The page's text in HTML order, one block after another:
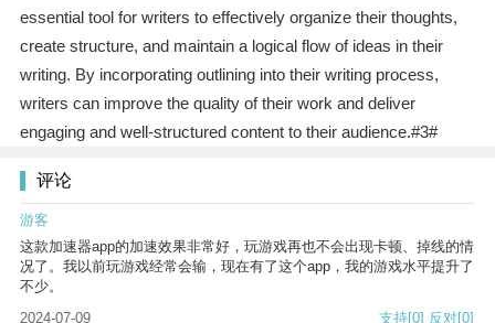
essential tool for writers to effectively organize their thoughts,
create structure, and maintain a logical flow of ideas in their
writing. By incorporating outlining into their writing process,
writers can improve the quality of their work and deliver
engaging and well-structured content to their audience.#3#
评论
游客
这款加速器app的加速效果非常好，玩游戏再也不会出现卡顿、掉线的情
况了。我以前玩游戏经常会输，现在有了这个app，我的游戏水平提升了
不少。
2024-07-09
支持[0] 反对[0]